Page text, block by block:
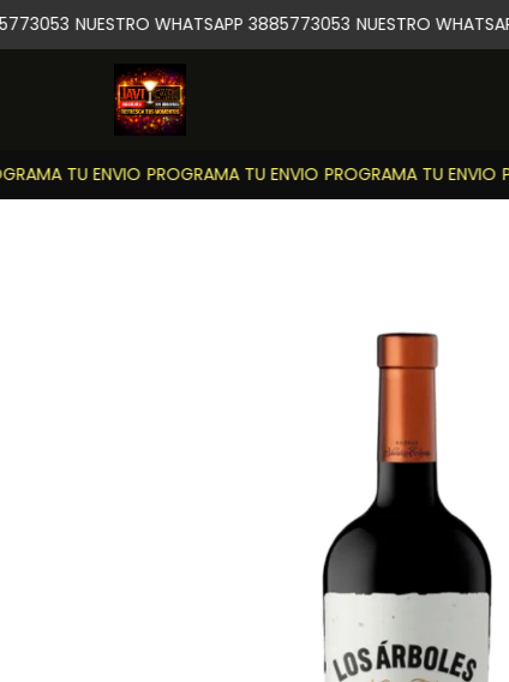
TU ENVIO PROGRAMA TU ENVIO PROGRAMA TU ENVIO
NUESTRO WHATSAPP 3885773053 NUESTRO